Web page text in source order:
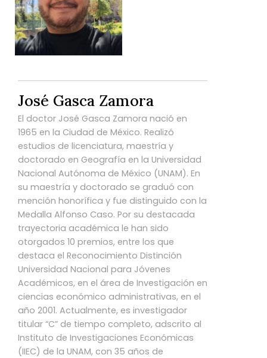
José Gasca Zamora
El doctor José Gasca Zamora nació en
1965 en la Ciudad de México. Realizó
estudios de licenciatura, maestría y
doctorado en Geografía en la Universidad
Nacional Autónoma de México (UNAM). En
su maestría y doctorado se graduó con
mención honorífica y fue distinguido con la
Medalla Alfonso Caso. Por su destacada
trayectoria académica le han sido
otorgados 10 premios, entre los que
destaca el Reconocimiento Distinción
Universidad Nacional para Jóvenes
Académicos, en el área de Investigación en
ciencias económico administrativas, en el
año 2001. Actualmente, es investigador
titular “C” de tiempo completo, adscrito al
Instituto de Investigaciones Económicas
(IIEC) de la UNAM, con 35 años de